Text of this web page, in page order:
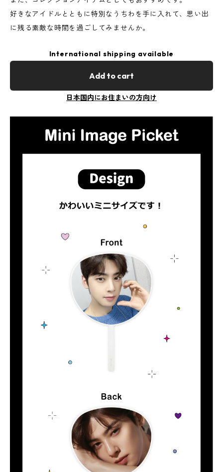
好きなアイドルとともに特別なうちわを手に入れて、思い出
に残る素敵な時間を過ごしてみませんか。
International shipping available
Add to cart
日本国内にお住まいの方向け